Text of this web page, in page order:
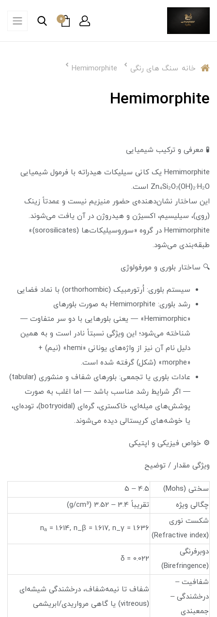
0
خانه سنگ های رنگی Hemimorphite
Hemimorphite
🧪 معرفی و ترکیب شیمیایی
Hemimorphite یک کانی سیلیکات هیدراته با فرمول شیمیایی
Zn₄Si₂O₇(OH)₂·H₂O است.
این ساختار نشان‌دهنده‌ی حضور منیزیم نیست و عمدتاً زینک
(روی)، سیلیسیم، اکسیژن و هیدروژن در آن یافت می‌شوند.
Hemimorphite در گروه «سوروسیلیکات‌ها (sorosilicates)»
طبقه‌بندی می‌شود.
🔍 ساختار بلوری و مورفولوژی
سیستم بلوری: اُرتورمبیک (orthorhombic) با نماد فضایی
رشد بلوری: Hemimorphite به صورت بلورهای
«Hemimorphic» — یعنی بلورهایی با دو سر متفاوت —
شناخته می‌شود؛ این ویژگی نسبتاً نادر است و به همین
دلیل نام آن نیز از واژه‌های یونانی «hemi» (نیم) +
«morphe» (شکل) گرفته شده است.
عادات بلوری یا تجمعی: بلورهای شفاف و منشوری (tabular)
— اگر شرایط رشد مناسب باشد — اما اغلب به صورت
پوشش‌های میله‌ای، خاکستری، گره‌ای (botryoidal)، توده‌ای،
یا خوشه‌های کریستالی دیده می‌شوند.
⚙️ خواص فیزیکی و اپتیکی
ویژگی مقدار / توضیح
سختی (Mohs)
4.5 – 5
چگالی ویژه
تقریباً 3.4 – 3.52 (g/cm³)
شکست نوری
(Refractive index)
nₐ = 1.614, n_β = 1.617, n_γ = 1.636
دوبرفرنگی
(Birefringence)
δ = 0.022
شفافیت –
درخشندگی –
جمعبندی
شفاف تا نیمه‌شفاف، درخشندگی شیشه‌ای
(vitreous) یا گاهی مرواریدی/ابریشمی